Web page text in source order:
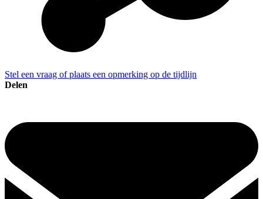
Stel een vraag of plaats een opmerking op de tijdlijn
Delen